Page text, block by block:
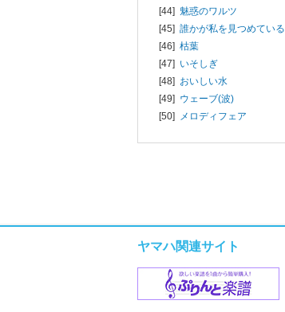
[44] 魅惑のワルツ
[45] 誰かが私を見つめている
[46] 枯葉
[47] いそしぎ
[48] おいしい水
[49] ウェーブ(波)
[50] メロディフェア
ヤマハ関連サイト